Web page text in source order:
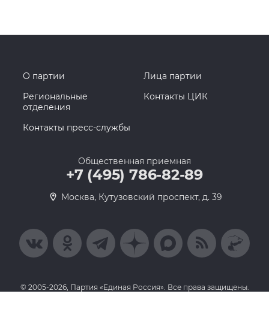
О партии
Лица партии
Региональные
отделения
Контакты ЦИК
Контакты пресс-службы
Общественная приемная
+7 (495) 786-82-89
Москва, Кутузовский проспект, д. 39
© 2005-2026, Партия «Единая Россия». Все права защищены.